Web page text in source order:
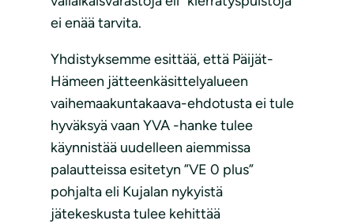
ei enää tarvita.
Yhdistyksemme esittää, että Päijät-
Hämeen jätteenkäsittelyalueen
vaihemaakuntakaava-ehdotusta ei tule
hyväksyä vaan YVA -hanke tulee
käynnistää uudelleen aiemmissa
palautteissa esitetyn ”VE 0 plus”
pohjalta eli Kujalan nykyistä
jätekeskusta tulee kehittää